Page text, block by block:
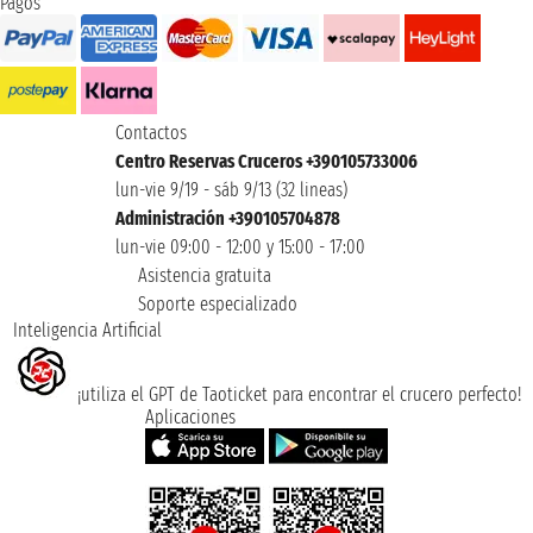
Contactos
Centro Reservas Cruceros +390105733006
lun-vie 9/19 - sáb 9/13 (32 lineas)
Administración +390105704878
lun-vie 09:00 - 12:00 y 15:00 - 17:00
Asistencia gratuita
Soporte especializado
Inteligencia Artificial
¡utiliza el GPT de Taoticket para encontrar el crucero perfecto!
Aplicaciones